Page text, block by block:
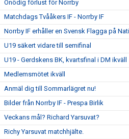
Onödig förlust för Norrby
Matchdags Tvååkers IF - Norrby IF
Norrby IF erhåller en Svensk Flagga på
U19 säkert vidare till semifinal
U19 - Gerdskens BK, kvartsfinal i DM ikväll
Medlemsmötet ikväll
Anmäl dig till Sommarlägret nu!
Bilder från Norrby IF - Prespa Birlik
Veckans mål? Richard Yarsuvat?
Richy Yarsuvat matchhjälte.